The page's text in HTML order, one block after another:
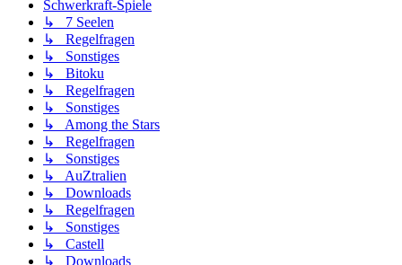
Schwerkraft-Spiele
↳ 7 Seelen
↳ Regelfragen
↳ Sonstiges
↳ Bitoku
↳ Regelfragen
↳ Sonstiges
↳ Among the Stars
↳ Regelfragen
↳ Sonstiges
↳ AuZtralien
↳ Downloads
↳ Regelfragen
↳ Sonstiges
↳ Castell
↳ Downloads